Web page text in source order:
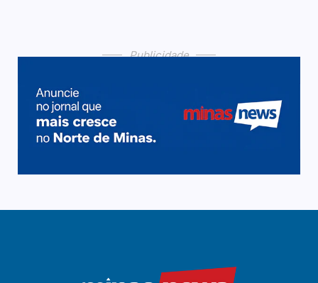
Publicidade